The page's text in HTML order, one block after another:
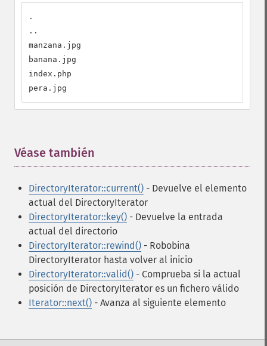
.
..
manzana.jpg
banana.jpg
index.php
pera.jpg
Véase también
DirectoryIterator::current() - Devuelve el elemento
actual del DirectoryIterator
DirectoryIterator::key() - Devuelve la entrada
actual del directorio
DirectoryIterator::rewind() - Robobina
DirectoryIterator hasta volver al inicio
DirectoryIterator::valid() - Comprueba si la actual
posición de DirectoryIterator es un fichero válido
Iterator::next() - Avanza al siguiente elemento